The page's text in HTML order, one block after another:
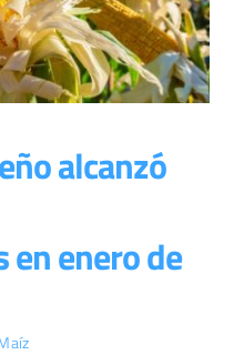
alcanzó
en enero de